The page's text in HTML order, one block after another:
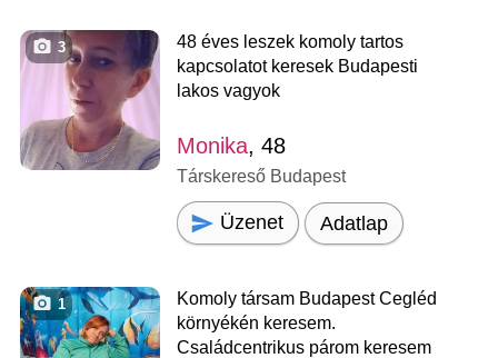
3
48 éves leszek komoly tartos
kapcsolatot keresek Budapesti
lakos vagyok
Monika, 48
Társkereső Budapest
Üzenet Adatlap
1
Komoly társam Budapest Cegléd
környékén keresem.
Családcentrikus párom keresem